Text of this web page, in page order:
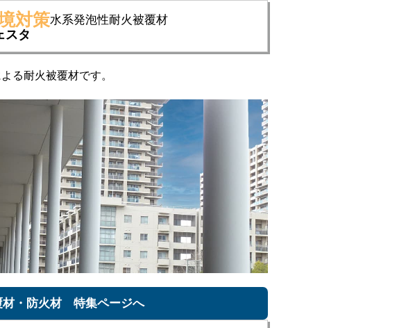
対策水系発泡性耐火被覆材
スタ
る耐火被覆材です。
材・防火材 特集ページへ